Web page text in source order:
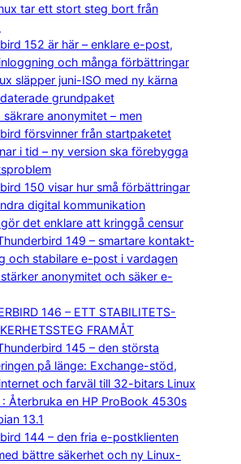
tar ett stort steg bort från
152 är här – enklare e-post,
och många förbättringar
släpper juni-ISO med ny kärna
grundpaket
säkrare anonymitet – men
försvinner från startpaketet
i tid – ny version ska förebygga
150 visar hur små förbättringar
digital kommunikation
gör det enklare att kringgå censur
149 – smartare kontakt­
och stabilare e-post i vardagen
stärker anonymitet och säker e-
146 – ETT STABILITETS-
FRAMÅT
145 – den största
på länge: Exchange-stöd,
och farväl till 32-bitars Linux
: Återbruka en HP ProBook 4530s
13.1
144 – den fria e-postklienten
bättre säkerhet och ny Linux-